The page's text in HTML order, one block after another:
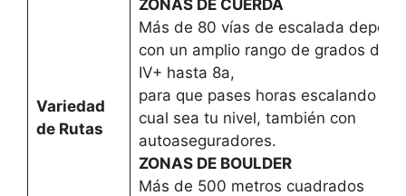
Variedad
de Rutas
ZONAS DE CUERDA
Más de 80 vías de escalada
con un amplio rango de grados
IV+ hasta 8a,
para que pases horas escalando sea
cual sea tu nivel, también con
autoaseguradores.
ZONAS DE BOULDER
Más de 500 metros cuadrados